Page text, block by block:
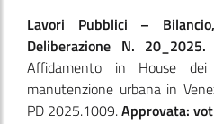
Lavori Pubblici –
Deliberazione N. 20_2025.
Affidamento in House
manutenzione urbana in
PD 2025.1009.Approvata: